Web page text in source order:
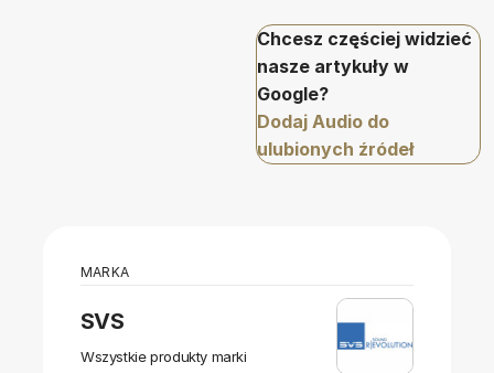
Chcesz częściej widzieć
nasze artykuły w
Google?
Dodaj Audio do
ulubionych źródeł
MARKA
SVS
Wszystkie produkty marki